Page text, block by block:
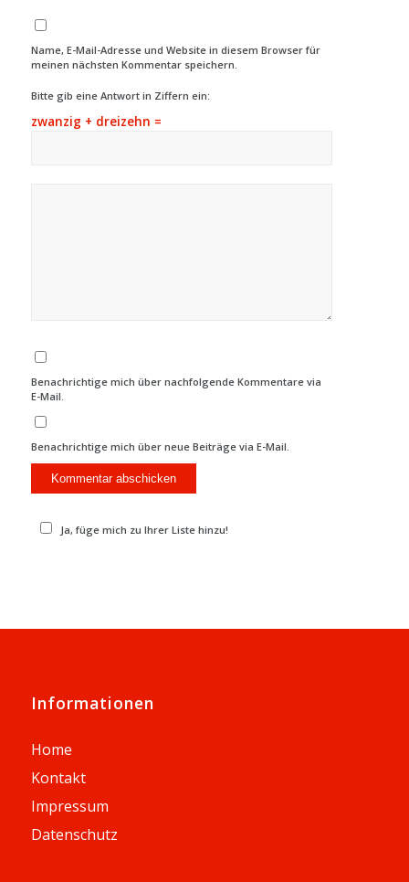
Name, E-Mail-Adresse und Website in diesem Browser für
meinen nächsten Kommentar speichern.
Bitte gib eine Antwort in Ziffern ein:
zwanzig + dreizehn =
Benachrichtige mich über nachfolgende Kommentare via
E-Mail.
Benachrichtige mich über neue Beiträge via E-Mail.
Ja, füge mich zu Ihrer Liste hinzu!
Informationen
Home
Kontakt
Impressum
Datenschutz